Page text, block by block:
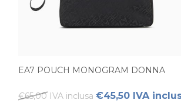
EA7 POUCH MONOGRAM DONNA
€65,00 IVA inclusa €45,50 IVA